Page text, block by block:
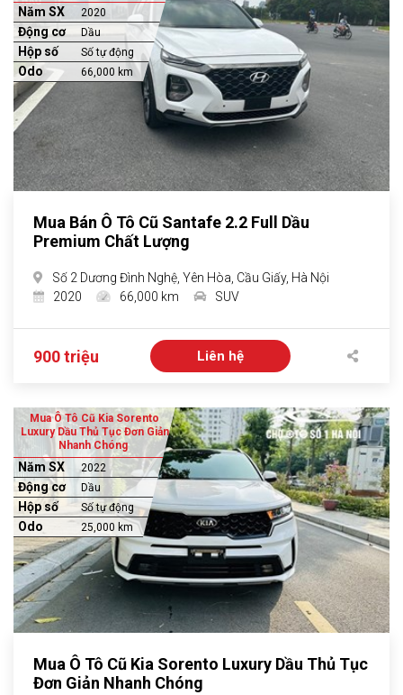
Năm SX 2020
Động cơ Dầu
Hộp số Số tự động
Odo 66,000 km
Mua Bán Ô Tô Cũ Santafe 2.2 Full Dầu
Premium Chất Lượng
Số 2 Dương Đình Nghệ, Yên Hòa, Cầu Giấy, Hà Nội
2020
66,000 km SUV
900 triệu Liên hệ
Mua Ô Tô Cũ Kia Sorento
Luxury Dầu Thủ Tục Đơn Giản
Nhanh Chóng
Năm SX 2022
Động cơ Dầu
Hộp số Số tự động
Odo 25,000 km
Mua Ô Tô Cũ Kia Sorento Luxury Dầu Thủ Tục
Đơn Giản Nhanh Chóng